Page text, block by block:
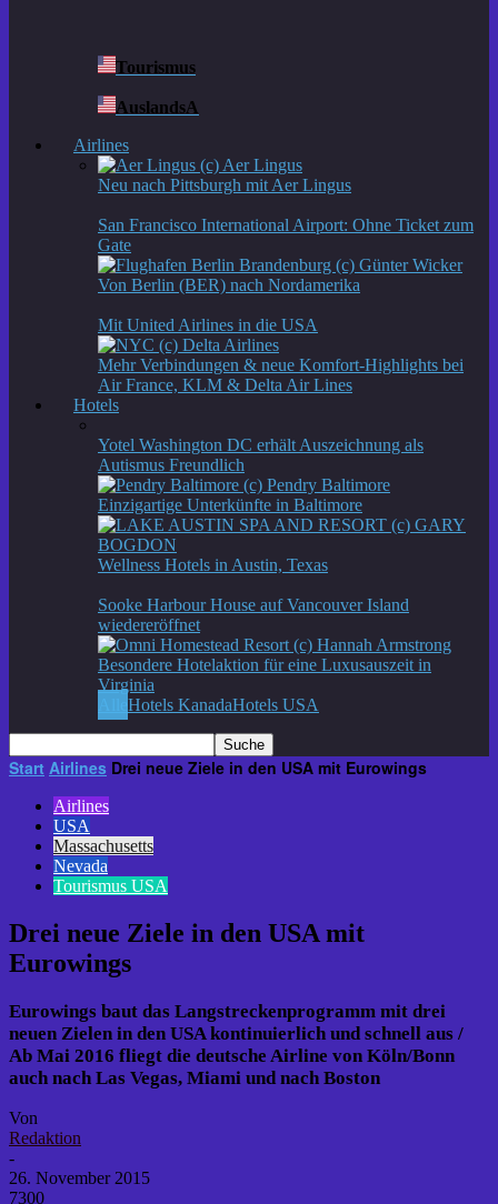
Tourismus
AuslandsA
Airlines
Neu nach Pittsburgh mit Aer Lingus
San Francisco International Airport: Ohne Ticket zum
Gate
Von Berlin (BER) nach Nordamerika
Mit United Airlines in die USA
Mehr Verbindungen & neue Komfort-Highlights bei
Air France, KLM & Delta Air Lines
Hotels
Yotel Washington DC erhält Auszeichnung als
Autismus Freundlich
Einzigartige Unterkünfte in Baltimore
Wellness Hotels in Austin, Texas
Sooke Harbour House auf Vancouver Island
wiedereröffnet
Besondere Hotelaktion für eine Luxusauszeit in
Virginia
Hotels KanadaHotels USA
Start Airlines Drei neue Ziele in den USA mit Eurowings
Airlines
USA
Massachusetts
Nevada
Tourismus USA
Drei neue Ziele in den USA mit
Eurowings
Eurowings baut das Langstreckenprogramm mit drei
neuen Zielen in den USA kontinuierlich und schnell aus /
Ab Mai 2016 fliegt die deutsche Airline von Köln/Bonn
auch nach Las Vegas, Miami und nach Boston
Von
Redaktion
-
26. November 2015
7300